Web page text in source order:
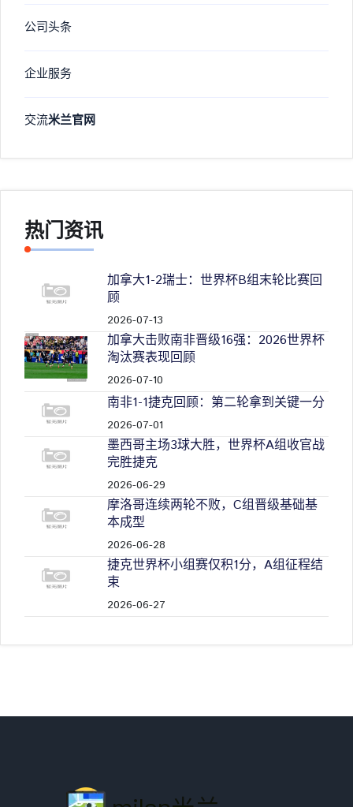
公司头条
企业服务
交流米兰官网
热门资讯
加拿大1-2瑞士：世界杯B组末轮比赛回
顾
2026-07-13
加拿大击败南非晋级16强：2026世界杯
淘汰赛表现回顾
2026-07-10
南非1-1捷克回顾：第二轮拿到关键一分
2026-07-01
墨西哥主场3球大胜，世界杯A组收官战
完胜捷克
2026-06-29
摩洛哥连续两轮不败，C组晋级基础基
本成型
2026-06-28
捷克世界杯小组赛仅积1分，A组征程结
束
2026-06-27